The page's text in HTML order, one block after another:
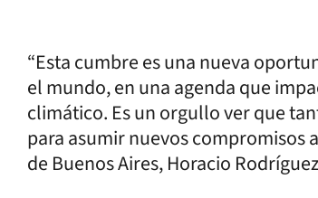
“Esta cumbre es una nueva
el mundo, en una agenda que
climático. Es un orgullo ver que
para asumir nuevos compromisos
de Buenos Aires, Horacio